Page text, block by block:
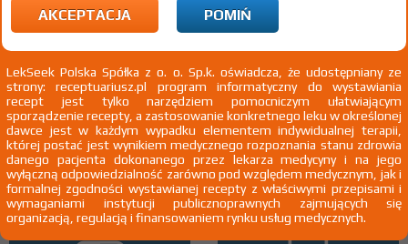
wskazania przy opisie leku) Wskazania pozarejestracyjne: Ciężka
wtórna hipercholesterolemia u dzieci w wieku od 10 do 18 rż. (z
wysokim ryzykiem powikłań sercowo-naczyniowych oraz przy braku
skuteczności leczenia niefarmakologicznego) w przebiegu:
niewydolności nerek lub zespołu nerczycowego, lub cukrzycy typu I (z
towarzyszącą mikroalbuminurią lub niewydolnością nerek), lub
otrzymujących terapię antyretrowirusową, lub po przeszczepianiu
narządówPokaż wskazania chpl.
2)Pacjenci 65+
3)Pacjenci do ukończenia 18 roku życia
AKCEPTACJA POMIŃ
LekSeek Polska Spółka z o. o. Sp.k. oświadcza, że udostępniany ze
strony: receptuariusz.pl program informatyczny do wystawiania
recept jest tylko narzędziem pomocniczym ułatwiającym
sporządzenie recepty, a zastosowanie konkretnego leku w określonej
dawce jest w każdym wypadku elementem indywidualnej terapii,
której postać jest wynikiem medycznego rozpoznania stanu zdrowia
danego pacjenta dokonanego przez lekarza medycyny i na jego
wyłączną odpowiedzialność zarówno pod względem medycznym, jak i
formalnej zgodności wystawianej recepty z właściwymi przepisami i
wymaganiami instytucji publicznoprawnych zajmujących się
organizacją, regulacją i finansowaniem rynku usług medycznych.